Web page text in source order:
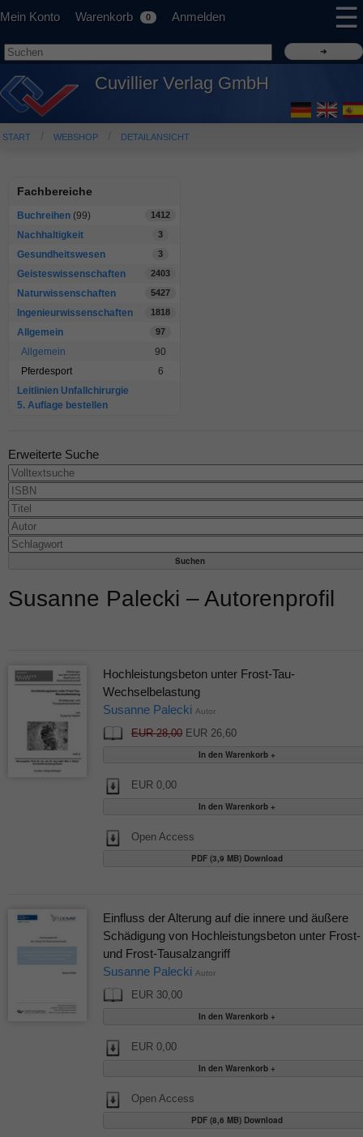
Mein Konto Warenkorb 0 Anmelden ☰
Cuvillier Verlag GmbH
START WEBSHOP DETAILANSICHT
Fachbereiche
Buchreihen (99) 1412
Nachhaltigkeit 3
Gesundheitswesen 3
Geisteswissenschaften 2403
Naturwissenschaften 5427
Ingenieurwissenschaften 1818
Allgemein 97
Allgemein
90
Pferdesport
6
Leitlinien Unfallchirurgie
5. Auflage bestellen
Erweiterte Suche
Susanne Palecki – Autorenprofil
Hochleistungsbeton unter Frost-Tau-
Wechselbelastung
Susanne Palecki Autor
EUR 28,00EUR 26,60
EUR 0,00
Open Access
PDF (3,9 MB) Download
Einfluss der Alterung auf die innere und äußere
Schädigung von Hochleistungsbeton unter Frost-
und Frost-Tausalzangriff
Susanne Palecki Autor
EUR 30,00
EUR 0,00
Open Access
PDF (8,6 MB) Download